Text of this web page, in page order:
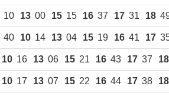
10 13 00 15 15 16 37 17 31 18
40 10 14 13 04 15 19 16 41 17
10 16 13 06 15 21 16 43 17 37 18
10 17 13 07 15 22 16 44 17 38 18